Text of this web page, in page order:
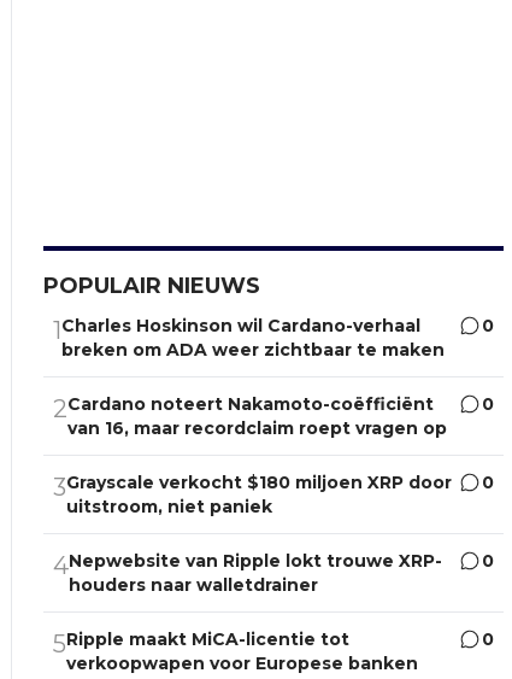
POPULAIR NIEUWS
1Charles Hoskinson wil Cardano-verhaal
breken om ADA weer zichtbaar te maken
0
2Cardano noteert Nakamoto-coëfficiënt
van 16, maar recordclaim roept vragen op
0
3Grayscale verkocht $180 miljoen XRP door
uitstroom, niet paniek
0
4Nepwebsite van Ripple lokt trouwe XRP-
houders naar walletdrainer
0
5Ripple maakt MiCA-licentie tot
verkoopwapen voor Europese banken
0